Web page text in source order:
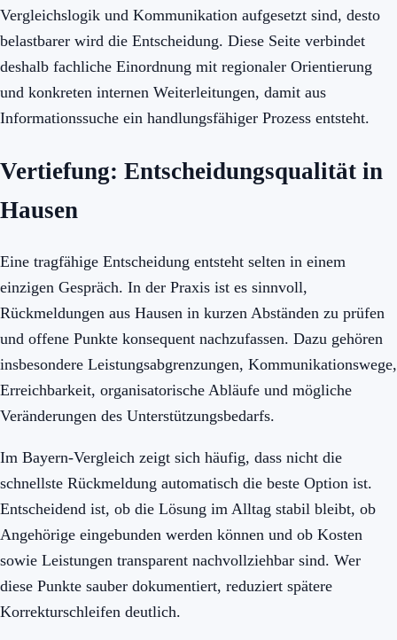
Vergleichslogik und Kommunikation aufgesetzt sind, desto
belastbarer wird die Entscheidung. Diese Seite verbindet
deshalb fachliche Einordnung mit regionaler Orientierung
und konkreten internen Weiterleitungen, damit aus
Informationssuche ein handlungsfähiger Prozess entsteht.
Vertiefung: Entscheidungsqualität in
Hausen
Eine tragfähige Entscheidung entsteht selten in einem
einzigen Gespräch. In der Praxis ist es sinnvoll,
Rückmeldungen aus Hausen in kurzen Abständen zu prüfen
und offene Punkte konsequent nachzufassen. Dazu gehören
insbesondere Leistungsabgrenzungen, Kommunikationswege,
Erreichbarkeit, organisatorische Abläufe und mögliche
Veränderungen des Unterstützungsbedarfs.
Im Bayern-Vergleich zeigt sich häufig, dass nicht die
schnellste Rückmeldung automatisch die beste Option ist.
Entscheidend ist, ob die Lösung im Alltag stabil bleibt, ob
Angehörige eingebunden werden können und ob Kosten
sowie Leistungen transparent nachvollziehbar sind. Wer
diese Punkte sauber dokumentiert, reduziert spätere
Korrekturschleifen deutlich.